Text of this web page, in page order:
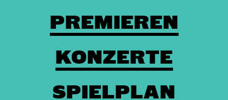
PREMIEREN
KONZERTE
SPIELPLAN